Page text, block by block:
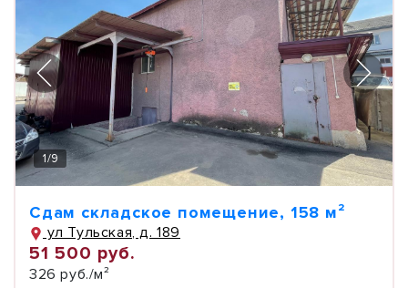
1/9
Сдам складское помещение, 158 м²
ул Тульская, д. 189
51 500 руб.
326 руб./м²